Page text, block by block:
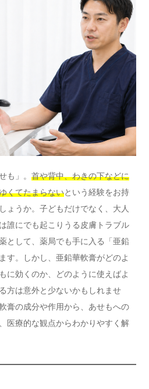
も」。 首や背中、わきの下などに
くてたまらないという経験をお持
ょうか。子どもだけでなく、大人
誰にでも起こりうる皮膚トラブル
として、薬局でも手に入る「亜鉛
す。しかし、亜鉛華軟膏がどのよ
に効くのか、どのように使えばよ
方は意外と少ないかもしれませ
膏の成分や作用から、あせもへの
医療的な観点からわかりやすく解